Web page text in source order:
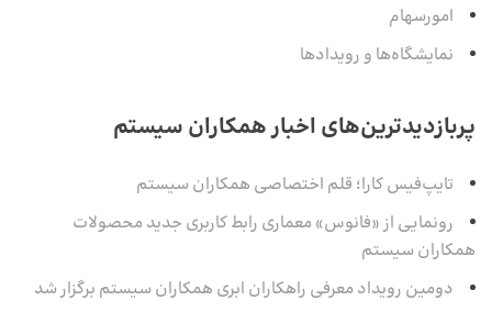
امورسهام
نمایشگاه‌ها و رویدادها
پربازدیدترین‌های اخبار همکاران سیستم
تایپ‌فیس کارا؛ قلم اختصاصی همکاران سیستم
رونمایی از «فانوس» معماری رابط کاربری جدید محصولات
همکاران سیستم
دومین رویداد معرفی راهکاران ابری همکاران سیستم برگزار شد